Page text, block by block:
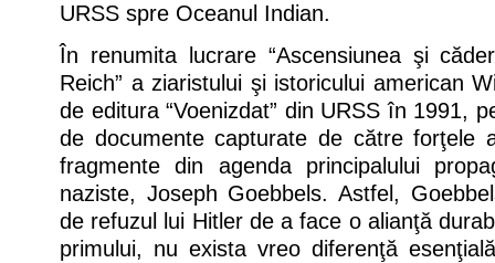
URSS spre Oceanul Indian.
În renumita lucrare “Ascensiunea şi
Reich” a ziaristului şi istoricului american
de editura “Voenizdat” din URSS în 1991,
de documente capturate de către forţele
fragmente din agenda principalului
naziste, Joseph Goebbels. Astfel,
de refuzul lui Hitler de a face o alianţă
primului, nu exista vreo diferenţă